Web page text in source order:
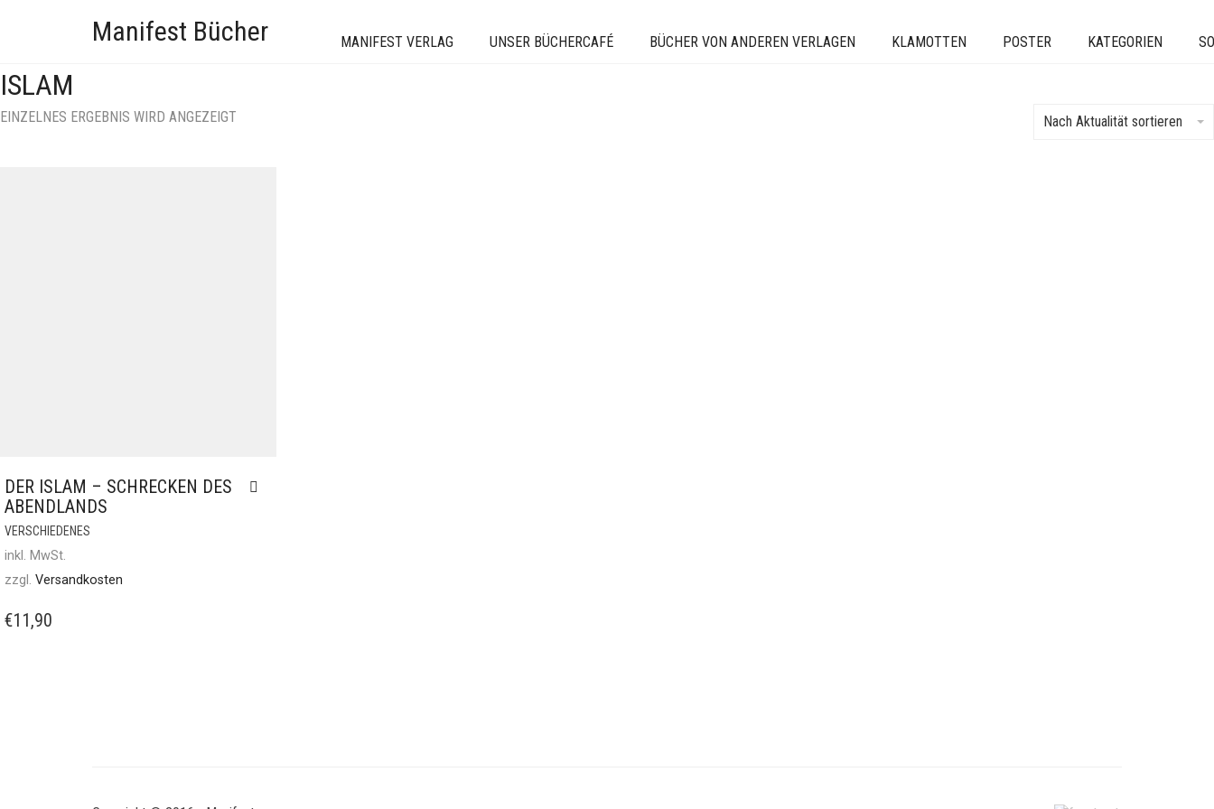
Manifest Bücher MANIFEST VERLAG UNSER BÜCHERCAFÉ BÜCHER VON ANDEREN VERLAGEN KLAMOTTEN POSTER KATEGORIEN
ISLAM
EINZELNES ERGEBNIS WIRD ANGEZEIGT Nach Aktualität sortieren
DER ISLAM – SCHRECKEN DES
ABENDLANDS
VERSCHIEDENES
inkl. MwSt.
zzgl. Versandkosten
€11,90